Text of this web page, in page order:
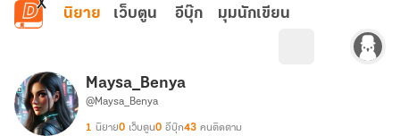
ข้ามไปยังเนื้อหาหลัก
นิยาย เว็บตูน อีบุ๊ก มุมนักเขียน
Maysa_Benya
@Maysa_Benya
1 นิยาย0 เว็บตูน0 อีบุ๊ก43 คนติดตาม